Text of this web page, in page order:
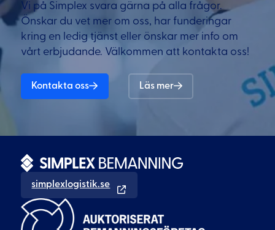
Vi på Simplex svara gärna på alla frågor.
Önskar du vet mer om oss, har funderingar
kring en ledig tjänst eller önskar mer info om
vårt erbjudande. Välkommen att kontakta oss!
Kontakta oss Läs mer
simplexlogistik.se